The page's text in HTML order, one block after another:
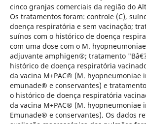
cinco granjas comerciais da região do
Os tratamentos foram: controle (C),
doença respiratória e sem vacinação;
suínos com o histórico de doença
com uma dose com o M.
adjuvante amphigen®; tratamento
histórico de doença respiratória
da vacina M+PAC® (M. hyopneumoniae
emunade® e conservantes) e
o histórico de doença respiratória
da vacina M+PAC® (M. hyopneumoniae
Emunade® e conservantes). Os dados